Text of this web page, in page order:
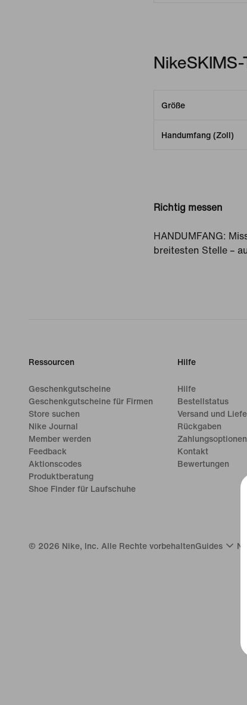
Größe
Handumfang (Zoll)
Richtig messen
HANDUMFANG:
breitesten Stelle –
Ressourcen
Geschenkgutscheine
Geschenkgutscheine für Firmen
Store suchen
Nike Journal
Member werden
Feedback
Aktionscodes
Produktberatung
Shoe Finder für Laufschuhe
Hilfe
Hilfe
Bestellstatus
Versand und
Rückgaben
Zahlungsoptionen
Kontakt
Bewertungen
© 2026 Nike, Inc. Alle Rechte vorbehaltenGuides